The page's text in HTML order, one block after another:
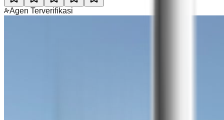
Agen Terverifikasi